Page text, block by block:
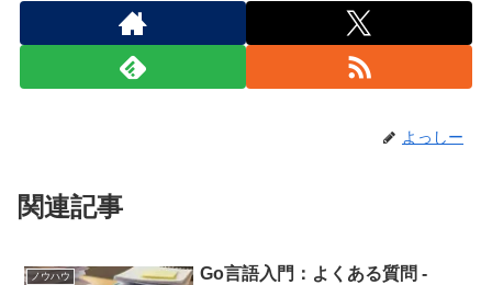
よっしー
関連記事
ノウハウ
Go言語入門：よくある質問 -